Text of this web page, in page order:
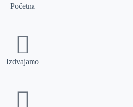
Početna
Izdvajamo